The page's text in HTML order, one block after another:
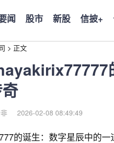
闻 股市 新股 信披+
> 正文
2026-02-08 08:49:49
的诞生：数字星辰中的一